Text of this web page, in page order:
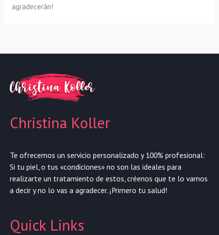
agradecerán!
Christina Koller
Te ofrecemos un servicio personalizado y 100% profesional:
Si tu piel, o tus «condiciones» no son las ideales para
realizarte un tratamiento de estos, créenos que te lo vamos
a decir y no lo vas a agradecer. ¡Primero tu salud!
Quick Links